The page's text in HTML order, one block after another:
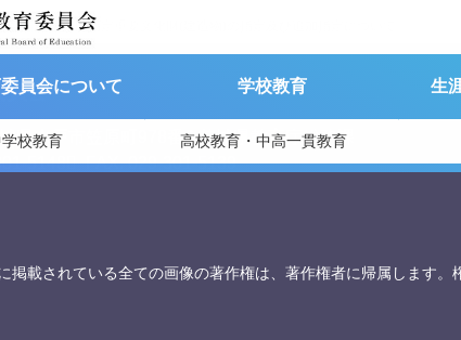
員会について 学校教育 生
校教育 高校教育・中高一貫教育
資料提供> 国指定重要文化財(建造物)の指定及び追加指定について
員会
城県水戸市笠原町978番6 茨城県教育庁総務課
5148
FAX. 029-301-5139
掲載されている全ての画像の著作権は、著作権者に帰属します